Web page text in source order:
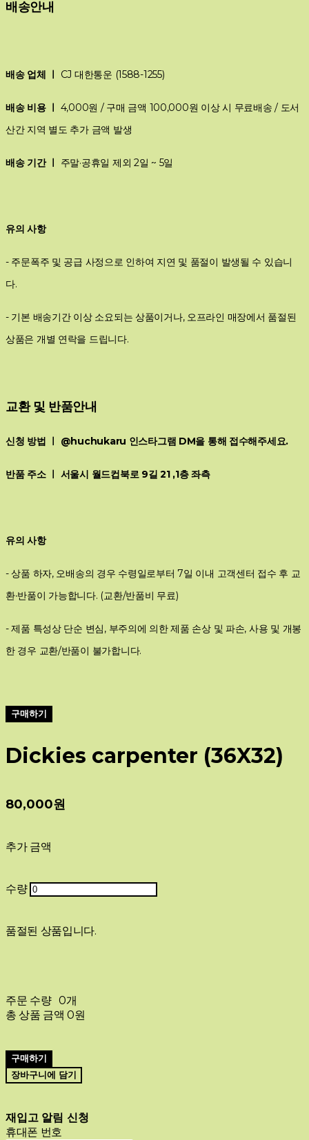
배송안내
배송 업체 ㅣ CJ 대한통운 (1588-1255)
배송 비용 ㅣ 4,000원 / 구매 금액 100,000원 이상 시 무료배송 / 도서
산간 지역 별도 추가 금액 발생
배송 기간 ㅣ 주말·공휴일 제외 2일 ~ 5일
유의 사항
- 주문폭주 및 공급 사정으로 인하여 지연 및 품절이 발생될 수 있습니
다.
- 기본 배송기간 이상 소요되는 상품이거나, 오프라인 매장에서 품절된
상품은 개별 연락을 드립니다.
교환 및 반품안내
신청 방법 ㅣ @huchukaru 인스타그램 DM을 통해 접수해주세요.
반품 주소 ㅣ 서울시 월드컵북로 9길 21 ,1층 좌측
유의 사항
- 상품 하자, 오배송의 경우 수령일로부터 7일 이내 고객센터 접수 후 교
환∙반품이 가능합니다. (교환/반품비 무료)
- 제품 특성상 단순 변심, 부주의에 의한 제품 손상 및 파손, 사용 및 개봉
한 경우 교환/반품이 불가합니다.
구매하기
Dickies carpenter (36X32)
80,000원
추가 금액
수량
품절된 상품입니다.
주문 수량 0개
총 상품 금액 0원
구매하기
장바구니에 담기
재입고 알림 신청
휴대폰 번호